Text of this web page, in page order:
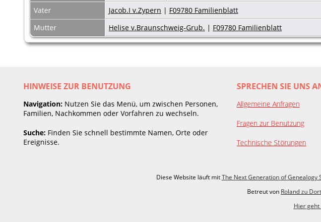
Vater
Jacob.I v.Zypern | F09780 Familienblatt
Mutter
Helise v.Braunschweig-Grub. | F09780 Familienblatt
HINWEISE ZUR BENUTZUNG
Navigation: Nutzen Sie das Menü, um zwischen Personen,
Familien, Nachkommen oder Vorfahren zu wechseln.
Suche: Finden Sie schnell bestimmte Namen, Orte oder
Ereignisse.
SPRECHEN SIE UNS
Allgemeine Anfragen
Fragen zur Benutzung
Technische Störungen
Diese Website läuft mitThe Next Generation of Genealogy
Betreut von Roland zu
Hier